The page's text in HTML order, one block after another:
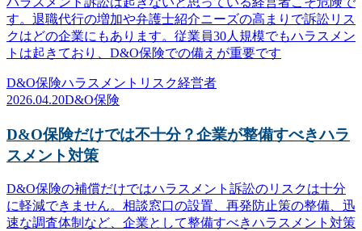
す。退職代行の増加や弁護士紹介ニーズの高まりで訴訟リス
クはどの企業にもあります。従業員30人規模でもハラスメン
トは起きており、D&O保険での備えが重要です
D&O保険ハラスメント リスク経営者
2026.04.20D&O保険
D&O保険だけでは不十分？企業が整備すべきハラ
スメント対策
D&O保険の補償だけではハラスメント訴訟のリスクは十分
に軽減できません。相談窓口の設置、再発防止策の整備、迅
速な調査体制など、企業として整備すべきハラスメント対策